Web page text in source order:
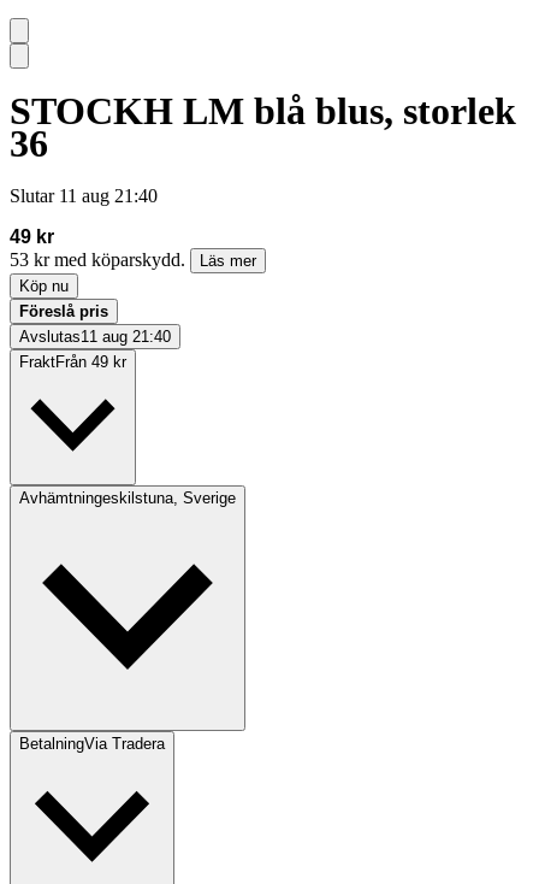
STOCKH LM blå blus, storlek
36
Slutar 11 aug 21:40
49 kr
53 kr med köparskydd.
Läs mer
Köp nu
Föreslå pris
Avslutas11 aug 21:40
FraktFrån 49 kr
Avhämtningeskilstuna, Sverige
BetalningVia Tradera